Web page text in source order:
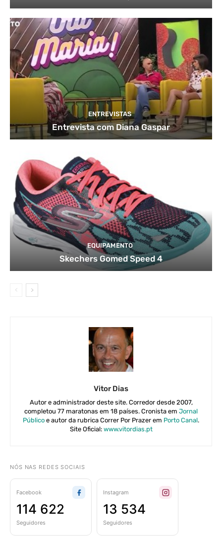
ENTREVISTAS
Entrevista com Diana Gaspar
EQUIPAMENTO
Skechers Gomed Speed 4
Vitor Dias
Autor e administrador deste site. Corredor desde 2007,
completou 77 maratonas em 18 países. Cronista em Jornal
Público e autor da rubrica Correr Por Prazer em Porto Canal.
Site Oficial: www.vitordias.pt
NÓS NAS REDES SOCIAIS
Facebook
114 622
Seguidores
Instagram
13 534
Seguidores